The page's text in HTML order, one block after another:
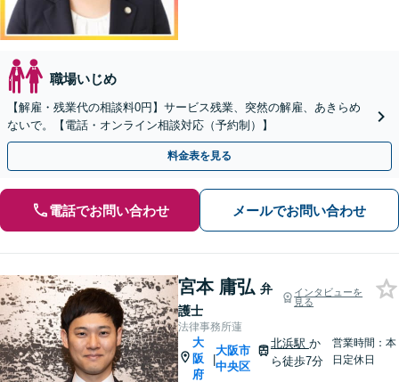
職場いじめ
【解雇・残業代の相談料0円】サービス残業、突然の解雇、あきらめ
ないで。【電話・オンライン相談対応（予約制）】
料金表を見る
電話でお問い合わせ メールでお問い合わせ
宮本 庸弘 弁
護士
インタビューを
見る
法律事務所蓮
大
阪
府
|
大阪市
中央区
北浜駅 か
ら徒歩7分
営業時間：本
日定休日